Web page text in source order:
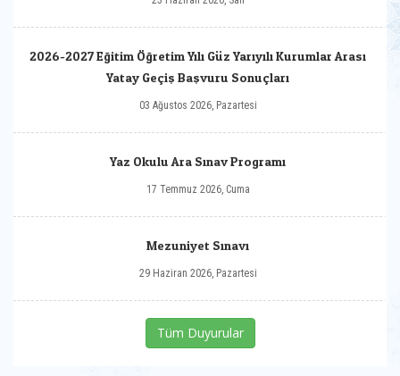
2026-2027 Eğitim Öğretim Yılı Güz Yarıyılı Kurumlar Arası
Yatay Geçiş Başvuru Sonuçları
03 Ağustos 2026, Pazartesi
Yaz Okulu Ara Sınav Programı
17 Temmuz 2026, Cuma
Mezuniyet Sınavı
29 Haziran 2026, Pazartesi
Tüm Duyurular